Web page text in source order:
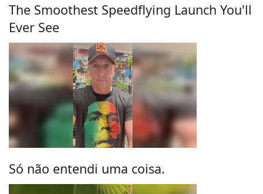
The Smoothest Speedflying Launch You'll
Ever See
Só não entendi uma coisa.